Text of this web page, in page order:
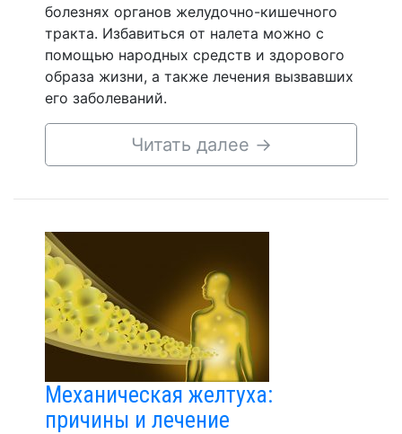
болезнях органов желудочно-кишечного
тракта. Избавиться от налета можно с
помощью народных средств и здорового
образа жизни, а также лечения вызвавших
его заболеваний.
Читать далее →
Механическая желтуха:
причины и лечение